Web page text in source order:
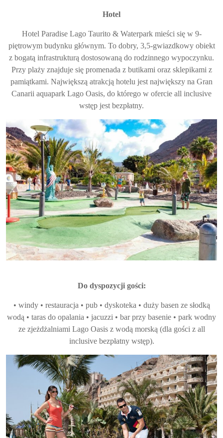
Hotel
Hotel Paradise Lago Taurito & Waterpark mieści się w 9-
piętrowym budynku głównym. To dobry, 3,5-gwiazdkowy obiekt
z bogatą infrastrukturą dostosowaną do rodzinnego wypoczynku.
Przy plaży znajduje się promenada z butikami oraz sklepikami z
pamiątkami. Największą atrakcją hotelu jest największy na Gran
Canarii aquapark Lago Oasis, do którego w ofercie all inclusive
wstęp jest bezpłatny.
Do dyspozycji gości:
• windy • restauracja • pub • dyskoteka • duży basen ze słodką
wodą • taras do opalania • jacuzzi • bar przy basenie • park wodny
ze zjeżdżalniami Lago Oasis z wodą morską (dla gości z all
inclusive bezpłatny wstęp).